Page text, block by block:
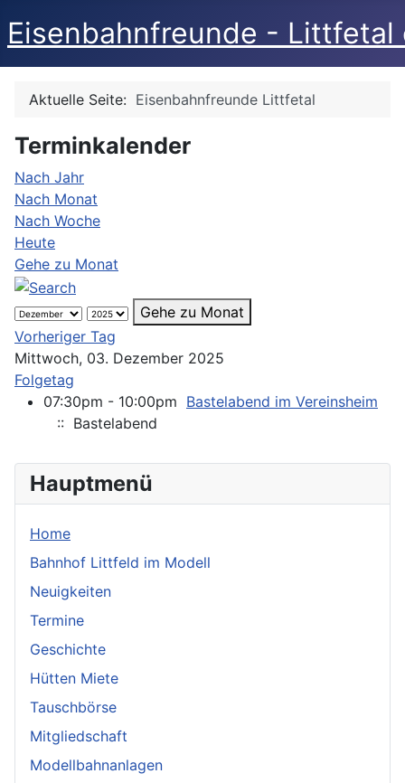
Eisenbahnfreunde - Littfetal
Aktuelle Seite: Eisenbahnfreunde Littfetal
Terminkalender
Nach Jahr
Nach Monat
Nach Woche
Heute
Gehe zu Monat
Gehe zu Monat
Vorheriger Tag
Mittwoch, 03. Dezember 2025
Folgetag
07:30pm - 10:00pm Bastelabend im Vereinsheim
:: Bastelabend
Hauptmenü
Home
Bahnhof Littfeld im Modell
Neuigkeiten
Termine
Geschichte
Hütten Miete
Tauschbörse
Mitgliedschaft
Modellbahnanlagen